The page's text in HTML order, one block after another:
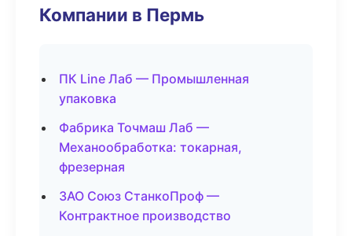
Компании в Пермь
ПК Line Лаб — Промышленная
упаковка
Фабрика Точмаш Лаб —
Механообработка: токарная,
фрезерная
ЗАО Союз СтанкоПроф —
Контрактное производство